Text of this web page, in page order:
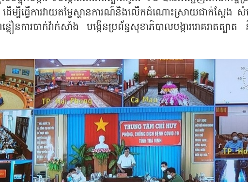
ើម្បីធ្វើការវាយតម្លៃស្ថានការណ៍និងលើកដំណោះស្រាយជាក់ស្ដែ
នការចាក់វ៉ាក់សាំង បង្កើនប្រព័ន្ធសុខាភិបាលបង្ការរោគរាតត្បា